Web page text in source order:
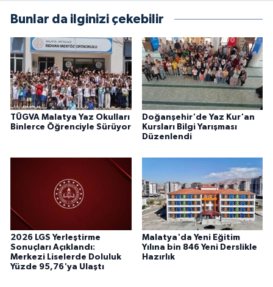
Bunlar da ilginizi çekebilir
TÜGVA Malatya Yaz Okulları
Binlerce Öğrenciyle Sürüyor
Doğanşehir'de Yaz Kur'an
Kursları Bilgi Yarışması
Düzenlendi
2026 LGS Yerleştirme
Sonuçları Açıklandı:
Merkezi Liselerde Doluluk
Yüzde 95,76'ya Ulaştı
Malatya'da Yeni Eğitim
Yılına bin 846 Yeni Derslikle
Hazırlık